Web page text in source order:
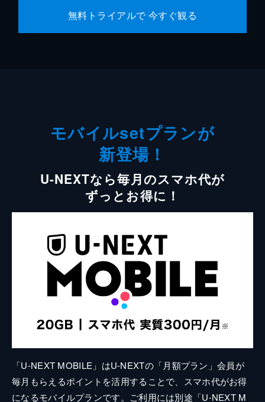
無料トライアルで 今すぐ観る
モバイルsetプランが
新登場！
U-NEXTなら毎月のスマホ代が
ずっとお得に！
「U-NEXT MOBILE」はU-NEXTの「月額プラン」会員が
毎月もらえるポイントを活用することで、スマホ代がお得
になるモバイルプランです。ご利用には別途「U-NEXT M